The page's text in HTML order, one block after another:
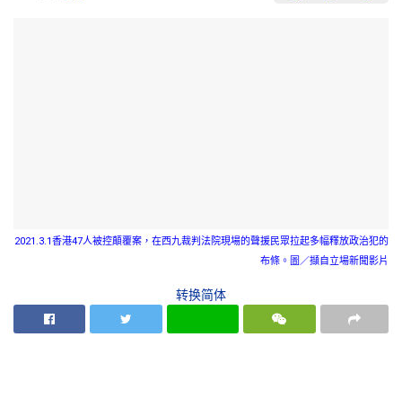
2021.3.1香港47人被控顛覆案，在西九裁判法院現場的聲援民眾拉起多幅釋放政治犯的
布條。圖／擷自立場新聞影片
转换简体